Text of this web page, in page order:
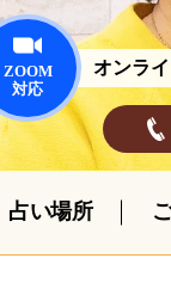
オンラ
占い場所